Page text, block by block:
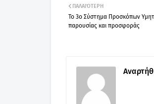
ΠΑΛΑΙΌΤΕΡΗ
Το 3ο Σύστημα Προσκόπων
παρουσίας και προσφοράς